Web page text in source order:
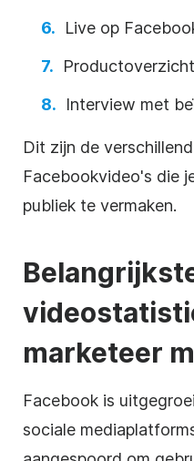
Live op
Productoverzicht
Interview met
Dit zijn de
Facebookvideo's die
publiek te vermaken.
marketeer
Facebook is
sociale